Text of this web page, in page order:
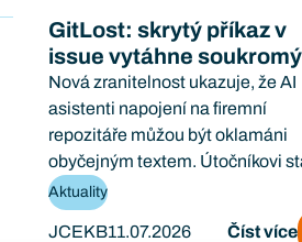
GitLost: skrytý příkaz v
issue vytáhne soukromý
kód
Nová zranitelnost ukazuje, že AI
asistenti napojení na firemní
repozitáře můžou být oklamáni
obyčejným textem. Útočníkovi
založit veřejný požadavek na
a počkat, až…
Aktuality
JCEKB11.07.2026 Číst více